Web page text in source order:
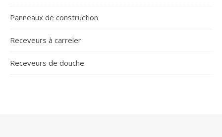
Panneaux de construction
Receveurs à carreler
Receveurs de douche